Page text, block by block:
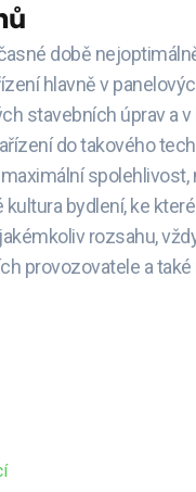
době
hlavně v
stavebních úprav a
do takového
spolehlivost,
bydlení, ke
rozsahu,
provozovatele a